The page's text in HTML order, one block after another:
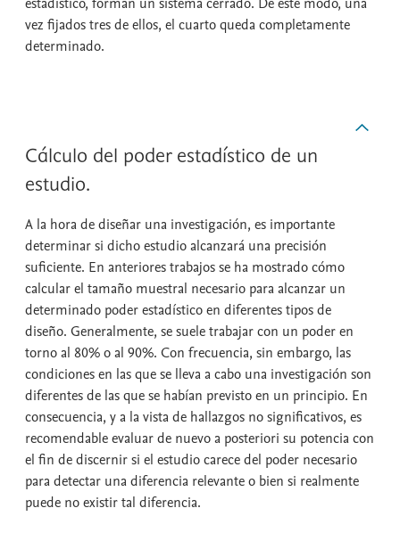
vez fijados tres de ellos, el cuarto queda completamente
determinado.
Cálculo del poder estadístico de un
estudio.
A la hora de diseñar una investigación, es importante
determinar si dicho estudio alcanzará una precisión
suficiente. En anteriores trabajos se ha mostrado cómo
calcular el tamaño muestral necesario para alcanzar un
determinado poder estadístico en diferentes tipos de
diseño. Generalmente, se suele trabajar con un poder en
torno al 80% o al 90%. Con frecuencia, sin embargo, las
condiciones en las que se lleva a cabo una investigación son
diferentes de las que se habían previsto en un principio. En
consecuencia, y a la vista de hallazgos no significativos, es
recomendable evaluar de nuevo a posteriori su potencia con
el fin de discernir si el estudio carece del poder necesario
para detectar una diferencia relevante o bien si realmente
puede no existir tal diferencia.